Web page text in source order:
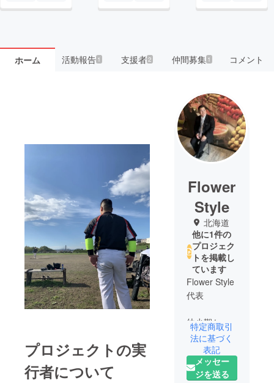
ホーム 活動報告1 支援者2 仲間募集 1 コメント
プロジェクトの実
行者について
Flower
Style
北海道
他に1件の
プロジェク
トを掲載し
ています
Flower Style
代表
幼少期から
28歳まで26
年間にわた
り野球に打
ち込み、ア
特定商取引
法に基づく
表記
メッセー
ジを送る